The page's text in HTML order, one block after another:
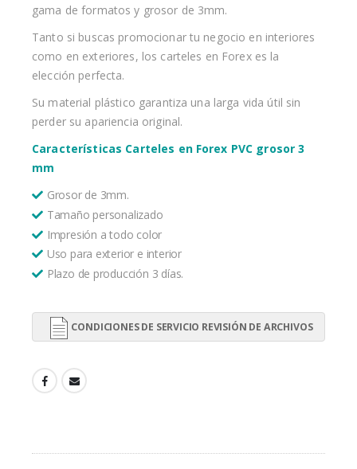
gama de formatos y grosor de 3mm.
Tanto si buscas promocionar tu negocio en interiores
como en exteriores, los carteles en Forex es la
elección perfecta.
Su material plástico garantiza una larga vida útil sin
perder su apariencia original.
Características Carteles en Forex PVC grosor 3
mm
Grosor de 3mm.
Tamaño personalizado
Impresión a todo color
Uso para exterior e interior
Plazo de producción 3 días.
CONDICIONES DE SERVICIO REVISIÓN DE ARCHIVOS